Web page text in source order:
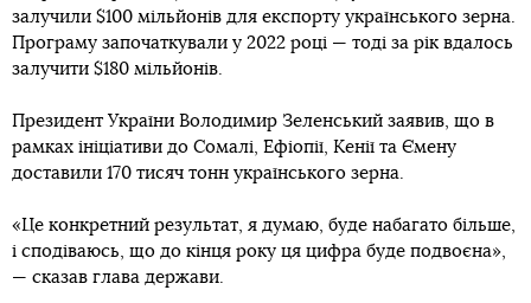
залучили $100 мільйонів для експорту українського зерна.
Програму започаткували у 2022 році — тоді за рік вдалось
залучити $180 мільйонів.
Президент України Володимир Зеленський заявив, що в
рамках ініціативи до Сомалі, Ефіопії, Кенії та Ємену
доставили 170 тисяч тонн українського зерна.
«Це конкретний результат, я думаю, буде набагато більше,
і сподіваюсь, що до кінця року ця цифра буде подвоєна»,
— сказав глава держави.